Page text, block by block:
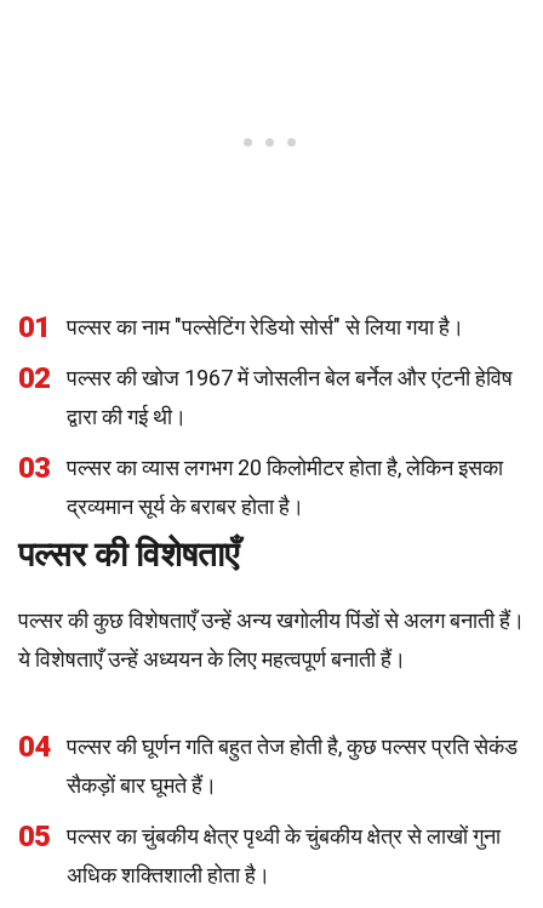
01 पल्सर का नाम "पल्सेटिंग रेडियो सोर्स" से लिया गया है।
02
पल्सर की खोज 1967 में जोसलीन बेल बर्नेल और एंटनी हेविष
द्वारा की गई थी।
03
पल्सर का व्यास लगभग 20 किलोमीटर होता है, लेकिन इसका
द्रव्यमान सूर्य के बराबर होता है।
पल्सर की विशेषताएँ
पल्सर की कुछ विशेषताएँ उन्हें अन्य खगोलीय पिंडों से अलग बनाती हैं।
ये विशेषताएँ उन्हें अध्ययन के लिए महत्वपूर्ण बनाती हैं।
04
पल्सर की घूर्णन गति बहुत तेज होती है, कुछ पल्सर प्रति सेकंड
सैकड़ों बार घूमते हैं।
05
पल्सर का चुंबकीय क्षेत्र पृथ्वी के चुंबकीय क्षेत्र से लाखों गुना
अधिक शक्तिशाली होता है।